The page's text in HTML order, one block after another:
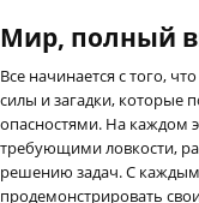
Мир, полный
Все начинается с того,
силы и загадки, которые
опасностями. На каждом
требующими ловкости,
решению задач. С
продемонстрировать